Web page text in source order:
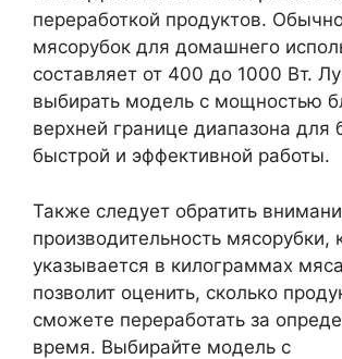
переработкой продуктов.
мясорубок для домашнего
составляет от 400 до 1000 Вт.
выбирать модель с мощностью
верхней границе диапазона для
быстрой и эффективной работы.
Также следует обратить
производительность мясорубки,
указывается в килограммах
позволит оценить, сколько
сможете переработать за
время. Выбирайте модель с